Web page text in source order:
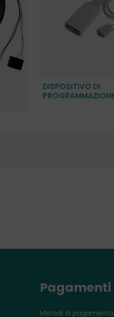
DISPOSITIVO DI
Pagamenti
Metodi di pagamento: